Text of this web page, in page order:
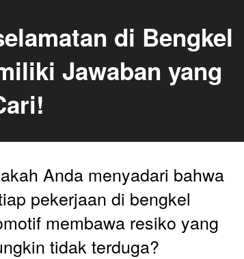
di Bengkel
Jawaban yang
Anda menyadari bahwa
pekerjaan di bengkel
membawa resiko yang
tidak terduga?